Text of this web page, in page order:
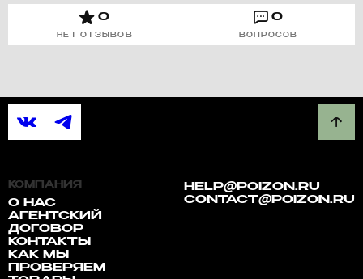
0
НЕТ ОТЗЫВОВ
0
ВОПРОСОВ
КОМПАНИЯ
О НАС
АГЕНТСКИЙ
ДОГОВОР
КОНТАКТЫ
КАК МЫ
ПРОВЕРЯЕМ
HELP@POIZON.RU
CONTACT@POIZON.RU